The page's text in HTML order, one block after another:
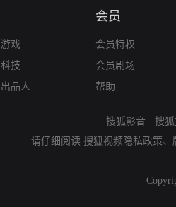
游戏
科技
出品人
会员
会员特权
会员剧场
帮助
搜狐影音 - 搜
请仔细阅读 搜狐视频隐私政策、